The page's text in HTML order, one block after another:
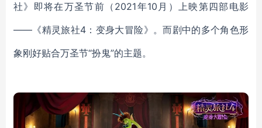
社》即将在万圣节前（2021年10月）上映第四部电影
——《精灵旅社4：变身大冒险》。而剧中的多个角色形
象刚好贴合万圣节“扮鬼”的主题。